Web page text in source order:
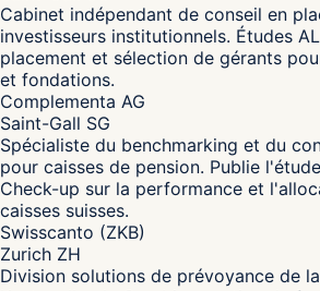
Cabinet indépendant de conseil en
investisseurs institutionnels. Études
placement et sélection de gérants
et fondations.
Complementa AG
Saint-Gall SG
Spécialiste du benchmarking et du
pour caisses de pension. Publie
Check-up sur la performance et
caisses suisses.
Swisscanto (ZKB)
Zurich ZH
Division solutions de prévoyance de